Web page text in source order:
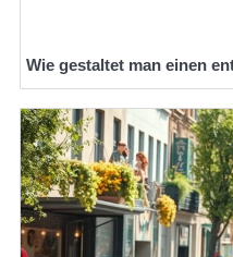
Wie gestaltet man einen